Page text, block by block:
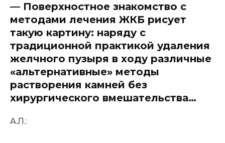
— Поверхностное знакомство с
методами лечения ЖКБ рисует
такую картину: наряду с
традиционной практикой удаления
желчного пузыря в ходу различные
«альтернативные» методы
растворения камней без
хирургического вмешательства…
А.Л.: